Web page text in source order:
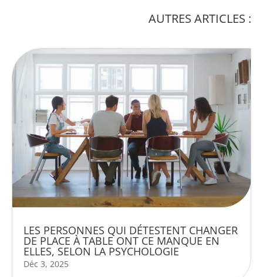
AUTRES ARTICLES :
LES PERSONNES QUI DÉTESTENT CHANGER
DE PLACE À TABLE ONT CE MANQUE EN
ELLES, SELON LA PSYCHOLOGIE
Déc 3, 2025